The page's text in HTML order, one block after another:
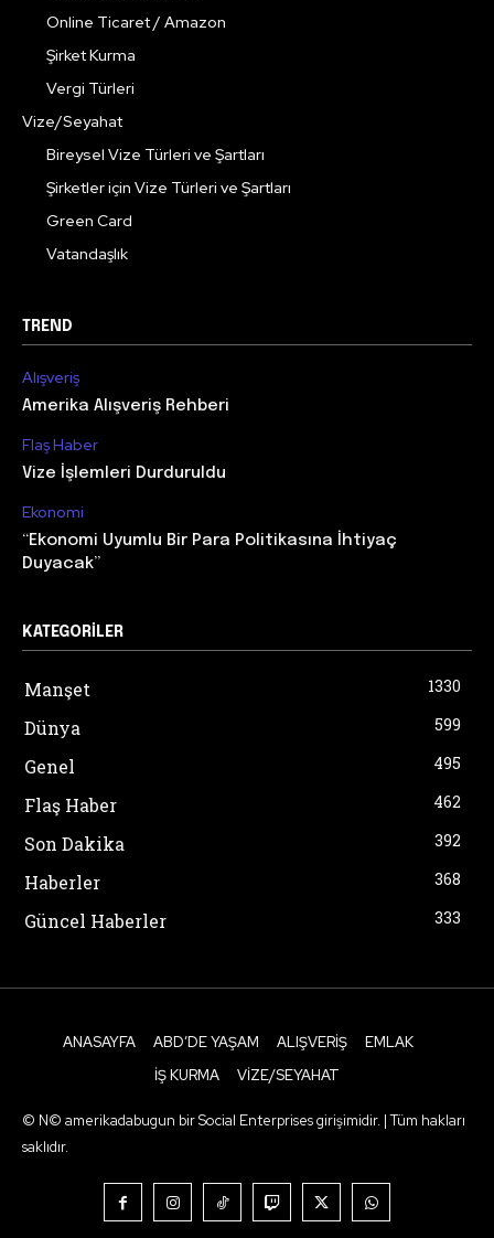
Online Ticaret / Amazon
Şirket Kurma
Vergi Türleri
Vize/Seyahat
Bireysel Vize Türleri ve Şartları
Şirketler için Vize Türleri ve Şartları
Green Card
Vatandaşlık
TREND
Alışveriş
Amerika Alışveriş Rehberi
Flaş Haber
Vize İşlemleri Durduruldu
Ekonomi
“Ekonomi Uyumlu Bir Para Politikasına İhtiyaç
Duyacak”
KATEGORILER
Manşet 1330
Dünya 599
Genel 495
Flaş Haber 462
Son Dakika 392
Haberler 368
Güncel Haberler 333
ANASAYFA ABD’DE YAŞAM ALIŞVERIŞ
EMLAK
İŞ KURMA
VIZE/SEYAHAT
© N© amerikadabugun bir Social Enterprises girişimidir. | Tüm hakları
saklıdır.